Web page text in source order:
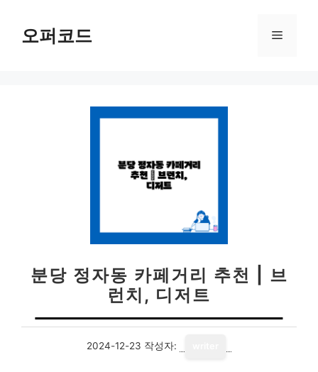
오퍼코드 메
분당 정자동 카페거리 추천 | 브
런치, 디저트
2024-12-23 작성자: